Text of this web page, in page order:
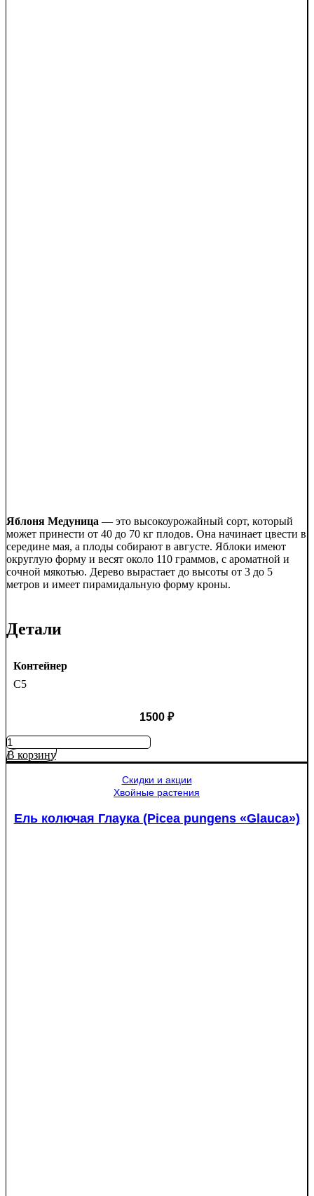
Яблоня Медуница — это высокоурожайный сорт, который
может принести от 40 до 70 кг плодов. Она начинает цвести в
середине мая, а плоды собирают в августе. Яблоки имеют
округлую форму и весят около 110 граммов, с ароматной и
сочной мякотью. Дерево вырастает до высоты от 3 до 5
метров и имеет пирамидальную форму кроны.
Детали
Контейнер
C5
1500 ₽
Количество
товара
Яблоня
В корзину
Скидки и акции
Хвойные растения
Ель колючая Глаука (Picea pungens «Glauca»)